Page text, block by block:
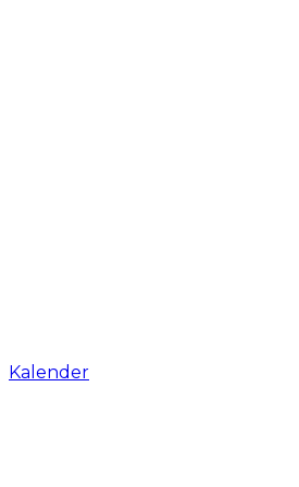
Kalender